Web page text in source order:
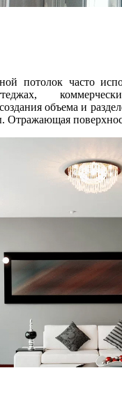
потолок часто
объема и
Отражающая